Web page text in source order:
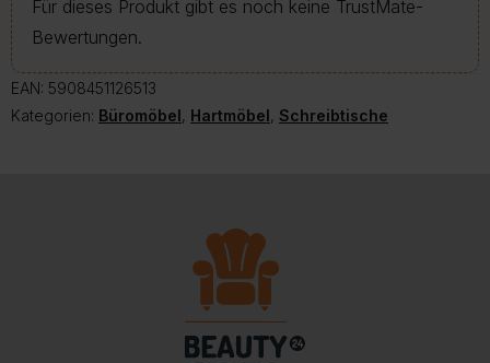
Für dieses Produkt gibt es noch keine TrustMate-
Bewertungen.
EAN: 5908451126513
Kategorien: Büromöbel, Hartmöbel, Schreibtische